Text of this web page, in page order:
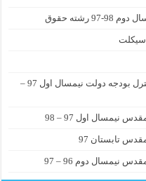
رشته حقوق
سیکلت
دانلود رایگان نمونه سوال اصول تنظیم و کنترل بودجه دولت نیمسال اول 97 –
نیمسال اول 97 – 98
تابستان 97
نیمسال دوم 96 – 97